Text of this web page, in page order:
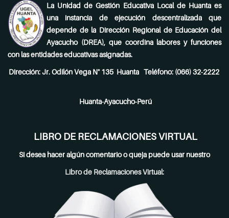
La Unidad de Gestión Educativa Local de Huanta es
una instancia de ejecución descentralizada que
depende de la Dirección Regional de Educación del
Ayacucho (DREA), que coordina labores y funciones
con las entidades educativas asignadas.
Dirección: Jr. Odilón Vega N° 135 Huanta Teléfono: (066) 32-2222
Huanta-Ayacucho-Perú
LIBRO DE RECLAMACIONES VIRTUAL
Si desea hacer algún comentario o queja puede usar nuestro
Libro de Reclamaciones Virtual: